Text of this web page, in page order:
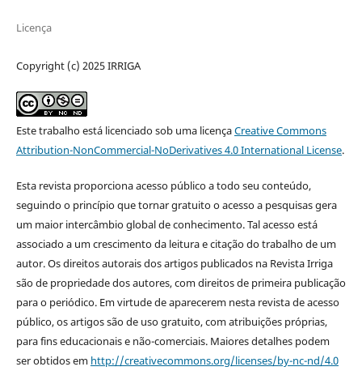
Licença
Copyright (c) 2025 IRRIGA
Este trabalho está licenciado sob uma licençaCreative Commons
Attribution-NonCommercial-NoDerivatives 4.0 International License.
Esta revista proporciona acesso público a todo seu conteúdo,
seguindo o princípio que tornar gratuito o acesso a pesquisas gera
um maior intercâmbio global de conhecimento. Tal acesso está
associado a um crescimento da leitura e citação do trabalho de um
autor. Os direitos autorais dos artigos publicados na Revista Irriga
são de propriedade dos autores, com direitos de primeira publicação
para o periódico. Em virtude de aparecerem nesta revista de acesso
público, os artigos são de uso gratuito, com atribuições próprias,
para fins educacionais e não-comerciais. Maiores detalhes podem
ser obtidos em http://creativecommons.org/licenses/by-nc-nd/4.0